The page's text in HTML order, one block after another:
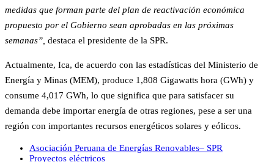
medidas que forman parte del plan de reactivación económica
propuesto por el Gobierno sean aprobadas en las próximas
semanas”, destaca el presidente de la SPR.
Actualmente, Ica, de acuerdo con las estadísticas del Ministerio de
Energía y Minas (MEM), produce 1,808 Gigawatts hora (GWh) y
consume 4,017 GWh, lo que significa que para satisfacer su
demanda debe importar energía de otras regiones, pese a ser una
región con importantes recursos energéticos solares y eólicos.
Asociación Peruana de Energías Renovables– SPR
Proyectos eléctricos